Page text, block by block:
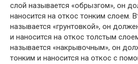
слой называется «обрызгом», он
наносится на откос тонким слоем.
называется «грунтовкой», он
и наносится на откос толстым
называется «накрывочным», он
тонким и наносится на откос с